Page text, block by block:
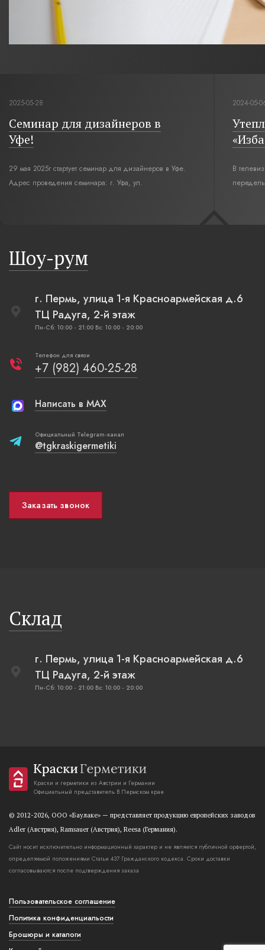
2025-05-28
Семинар для дизайнеров в
Уфе!
29 мая 2025г стартует семинар для дизайнеров в Уфе.
Адрес проведения семинара: г. Уфа, ул.
2024-05-
В
Шоу-рум
г. Пермь, улица 1-я Красноармейская д.6
ТЦ Радуга, 2-й этаж
Пн-Сб: 10:00 - 21:00 Вс: 10:00 - 20:00
Телефон для связи
+7 (982) 460-25-28
Написать в MAX
Официальный Telegram-канал
@tgkraskigermetiki
Заказать звонок
Склад
г. Пермь, улица 1-я Красноармейская д.6
ТЦ Радуга, 2-й этаж
Пн-Сб: 10:00 - 21:00 Вс: 10:00 - 20:00
Краски и герметики из Австрии и Германии
Официальный представитель В Пермском крае
© 2012-2026, OOO «Баулаке» — представляет продукцию европейских заводов
Adler (Австрия), Ramsauer (Австрия), Reesa (Германия).
Сайт носит исключительно информационный характер и не является публичной орфертой,
определяемой положениями Статьи 437 Гражданского кодекса. Сроки доставки
согласовываются после подтверждения заказа
Пользовательское соглашение
Политика конфиденциальости
Брошюры и каталоги